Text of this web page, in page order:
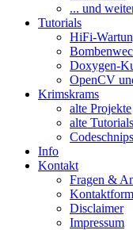
... und
Tutorials
HiFi-
Doxygen-
OpenCV
Krimskrams
alte Projekte
alte Tutorials
Info
Kontakt
Fragen &
Disclaimer
Impressum